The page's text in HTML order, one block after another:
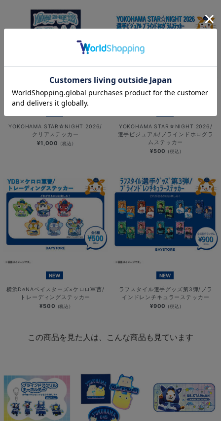
YOKOHAMA STAR☆NIGHT 2026/
クリアステッカー
¥1,000 (税込)
YOKOHAMA STAR☆NIGHT 2026/
選手ビジュアル/ブラインドホログラ
ムステッカー
¥500 (税込)
NEW
横浜DeNAベイスターズ×ケロロ軍曹/
トレーディングステッカー
¥500 (税込)
NEW
ラフスタイル選手グッズ第3弾/ブラ
インドレンチキュラーステッカー
¥900 (税込)
この商品を見た人は、こんな商品も見ています